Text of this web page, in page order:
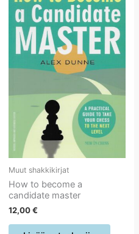
Muut shakkikirjat
How to become a
candidate master
12,00€